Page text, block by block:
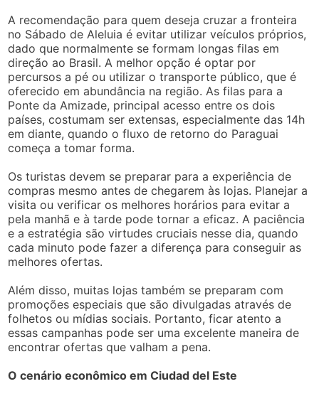
A recomendação para quem deseja cruzar a fronteira
no Sábado de Aleluia é evitar utilizar veículos próprios,
dado que normalmente se formam longas filas em
direção ao Brasil. A melhor opção é optar por
percursos a pé ou utilizar o transporte público, que é
oferecido em abundância na região. As filas para a
Ponte da Amizade, principal acesso entre os dois
países, costumam ser extensas, especialmente das 14h
em diante, quando o fluxo de retorno do Paraguai
começa a tomar forma.
Os turistas devem se preparar para a experiência de
compras mesmo antes de chegarem às lojas. Planejar a
visita ou verificar os melhores horários para evitar a
pela manhã e à tarde pode tornar a eficaz. A paciência
e a estratégia são virtudes cruciais nesse dia, quando
cada minuto pode fazer a diferença para conseguir as
melhores ofertas.
Além disso, muitas lojas também se preparam com
promoções especiais que são divulgadas através de
folhetos ou mídias sociais. Portanto, ficar atento a
essas campanhas pode ser uma excelente maneira de
encontrar ofertas que valham a pena.
O cenário econômico em Ciudad del Este